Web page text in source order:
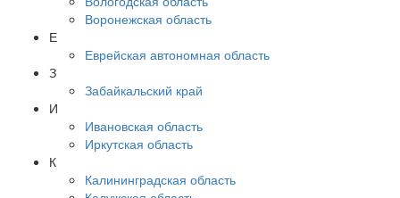
Воронежская область
Е
Еврейская автономная область
З
Забайкальский край
И
Ивановская область
Иркутская область
К
Калининградская область